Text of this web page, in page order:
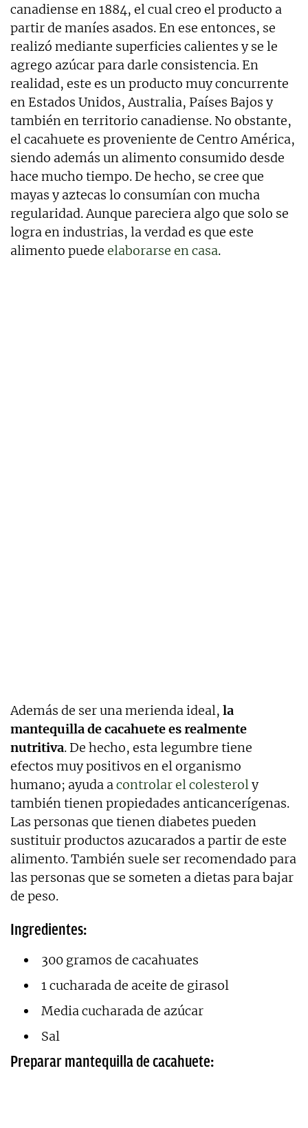
canadiense en 1884, el cual creo el producto a
partir de maníes asados. En ese entonces, se
realizó mediante superficies calientes y se le
agrego azúcar para darle consistencia. En
realidad, este es un producto muy concurrente
en Estados Unidos, Australia, Países Bajos y
también en territorio canadiense. No obstante,
el cacahuete es proveniente de Centro América,
siendo además un alimento consumido desde
hace mucho tiempo. De hecho, se cree que
mayas y aztecas lo consumían con mucha
regularidad. Aunque pareciera algo que solo se
logra en industrias, la verdad es que este
alimento puede elaborarse en casa.
Además de ser una merienda ideal, la
mantequilla de cacahuete es realmente
nutritiva. De hecho, esta legumbre tiene
efectos muy positivos en el organismo
humano; ayuda acontrolar el colesteroly
también tienen propiedades anticancerígenas.
Las personas que tienen diabetes pueden
sustituir productos azucarados a partir de este
alimento. También suele ser recomendado para
las personas que se someten a dietas para bajar
de peso.
Ingredientes:
300 gramos de cacahuates
1 cucharada de aceite de girasol
Media cucharada de azúcar
Sal
Preparar mantequilla de cacahuete: